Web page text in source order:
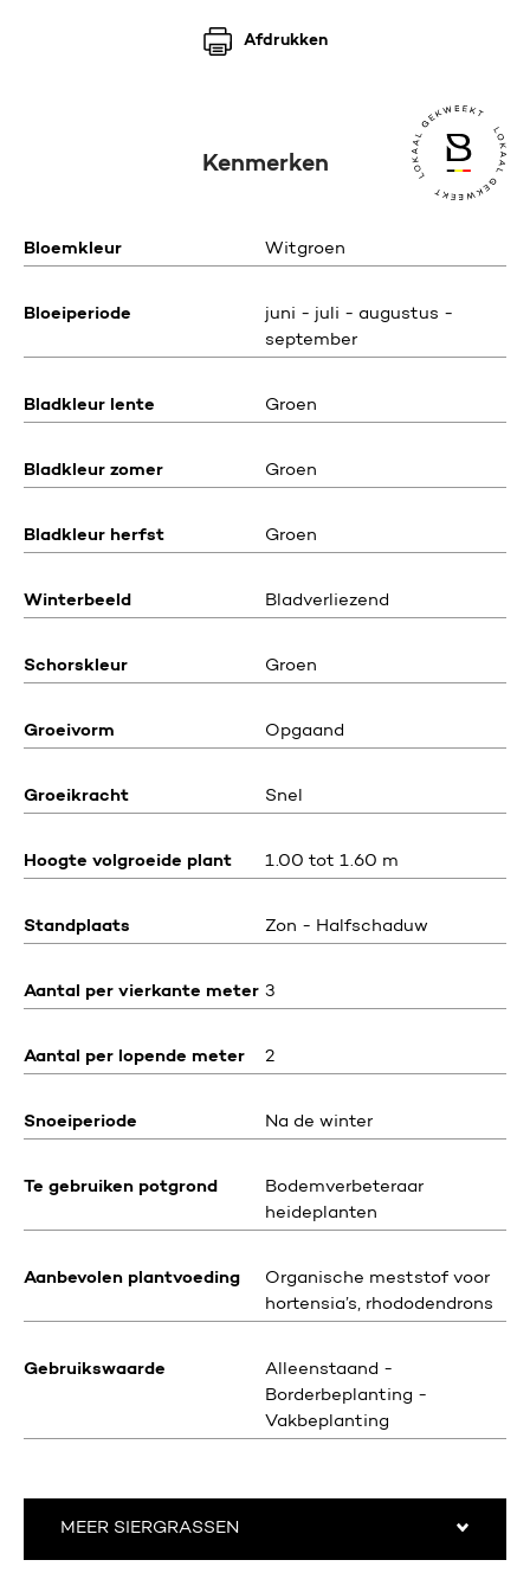
Afdrukken
Kenmerken
Bloemkleur Witgroen
Bloeiperiode
juni - juli - augustus -
september
Bladkleur lente Groen
Bladkleur zomer Groen
Bladkleur herfst Groen
Winterbeeld Bladverliezend
Schorskleur Groen
Groeivorm Opgaand
Groeikracht Snel
Hoogte volgroeide plant 1.00 tot 1.60 m
Standplaats Zon - Halfschaduw
Aantal per vierkante meter 3
Aantal per lopende meter 2
Snoeiperiode Na de winter
Te gebruiken potgrond
Bodemverbeteraar
heideplanten
Aanbevolen plantvoeding
Organische meststof voor
hortensia’s, rhododendrons
Gebruikswaarde
Alleenstaand -
Borderbeplanting -
Vakbeplanting
MEER SIERGRASSEN